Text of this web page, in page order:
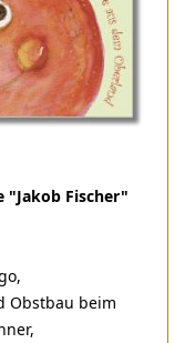
"Jakob Fischer"
Obstbau beim